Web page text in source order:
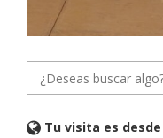
Tu visita es